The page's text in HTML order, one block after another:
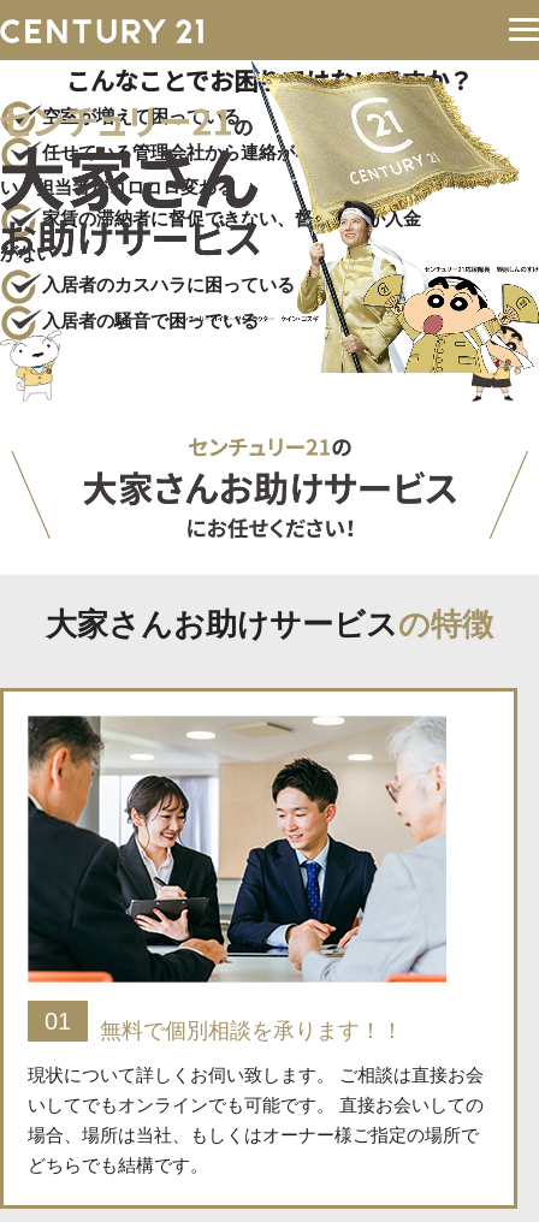
こんなことでお困りではないですか？
空室が増えて困っている
任せている管理会社から連絡がない／連絡が遅
い／担当者がコロコロ変わる
家賃の滞納者に督促できない、督促したが入金
がない
入居者のカスハラに困っている
入居者の騒音で困っている
大家さんお助けサービスの特徴
01 無料で個別相談を承ります！！
現状について詳しくお伺い致します。 ご相談は直接お会
いしてでもオンラインでも可能です。 直接お会いしての
場合、場所は当社、もしくはオーナー様ご指定の場所で
どちらでも結構です。